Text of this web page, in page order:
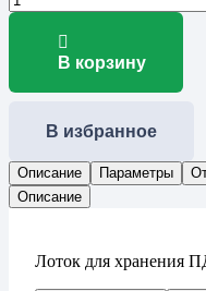
В корзину
В избранное
Описание Параметры
Описание
Лоток для хранения